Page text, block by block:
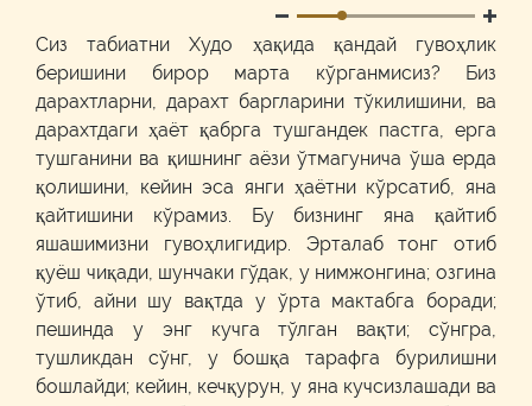
Сиз табиатни Худо ҳақида қандай гувоҳлик
беришини бирор марта кўрганмисиз? Биз
дарахтларни, дарахт баргларини тўкилишини, ва
дарахтдаги ҳаёт қабрга тушгандек пастга, ерга
тушганини ва қишнинг аёзи ўтмагунича ўша ерда
қолишини, кейин эса янги ҳаётни кўрсатиб, яна
қайтишини кўрамиз. Бу бизнинг яна қайтиб
яшашимизни гувоҳлигидир. Эрталаб тонг отиб
қуёш чиқади, шунчаки гўдак, у нимжонгина; озгина
ўтиб, айни шу вақтда у ўрта мактабга боради;
пешинда у энг кучга тўлган вақти; сўнгра,
тушликдан сўнг, у бошқа тарафга бурилишни
бошлайди; кейин, кечқурун, у яна кучсизлашади ва